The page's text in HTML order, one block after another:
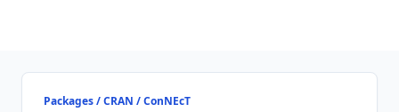
Packages / CRAN / ConNEcT